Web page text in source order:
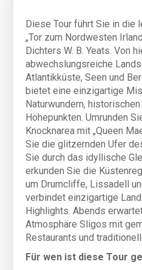
Begleiter, um Irlands
zu erkunden. Bitte beachten
mit einem Motor
die Eigenschaften von
vereinen. Folgendes
inklusive:
wasserdichte
wasserdichte
Hinterradträger
Fahrradschloss
Notfall-Werkzeugset für
Fahrradhelm auf Wunsch
empfohlen, nach
mitzubringen)
Warnweste auf Wunsch
nach Möglichkeit die
Flaschenhalter (ohne
Aufpreise für E-Bike
Diese Tour führt Sie in die
„Tor zum Nordwesten
Dichters W. B. Yeats. Von
abwechslungsreiche
Atlantikküste, Seen und
bietet eine einzigartige
Naturwundern,
Höhepunkten. Umrunden
Knocknarea mit „Queen
Sie die glitzernden Ufer
Sie durch das idyllische
erkunden Sie die
um Drumcliffe, Lissadell
verbindet einzigartige
Highlights. Abends
Atmosphäre Sligos mit
Restaurants und
Für wen ist diese Tour